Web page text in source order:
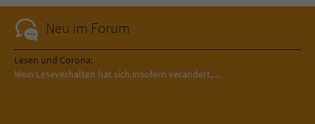
Neu im Forum
Lesen und Corona:
Mein Leseverhalten hat sich insofern verändert,…